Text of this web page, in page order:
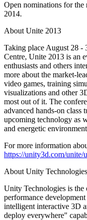
Jeux indépendants
Jeux XR
Lancez des jeux XR sur
Jeux multijoueur
Simplifiez le
Open nominations for
2014.
About Unite 2013
Taking place August 28 -
Centre, Unite 2013 is an
enthusiasts and others
more about the market-
video games, training
visualizations and other
most out of it. The
advanced hands-on class
upcoming technology as
and energetic
For more information
https://unity3d.com/unite/
About Unity Technologies
Unity Technologies is
performance
intelligent interactive 3D
deploy everywhere"